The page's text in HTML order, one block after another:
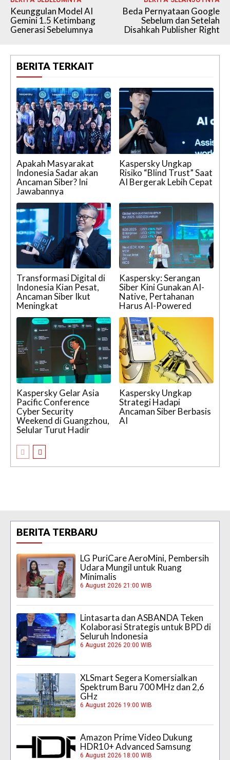
Keunggulan Model AI
Gemini 1.5 Ketimbang
Generasi Sebelumnya
Beda Pernyataan Google
Sebelum dan Setelah
Disahkah Publisher Right
BERITA TERKAIT
Apakah Masyarakat
Indonesia Sadar akan
Ancaman Siber? Ini
Jawabannya
Kaspersky Ungkap
Risiko “Blind Trust” Saat
AI Bergerak Lebih Cepat
Transformasi Digital di
Indonesia Kian Pesat,
Ancaman Siber Ikut
Meningkat
Kaspersky: Serangan
Siber Kini Gunakan AI-
Native, Pertahanan
Harus AI-Powered
Kaspersky Gelar Asia
Pacific Conference
Cyber Security
Weekend di Guangzhou,
Selular Turut Hadir
Kaspersky Ungkap
Strategi Hadapi
Ancaman Siber Berbasis
AI
BERITA TERBARU
LG PuriCare AeroMini, Pembersih
Udara Mungil untuk Ruang
Minimalis
6 August 2026 21:00 WIB
Lintasarta dan ASBANDA Teken
Kolaborasi Strategis untuk BPD di
Seluruh Indonesia
6 August 2026 20:00 WIB
XLSmart Segera Komersialkan
Spektrum Baru 700 MHz dan 2,6
GHz
6 August 2026 19:00 WIB
Amazon Prime Video Dukung
HDR10+ Advanced Samsung
6 August 2026 18:00 WIB